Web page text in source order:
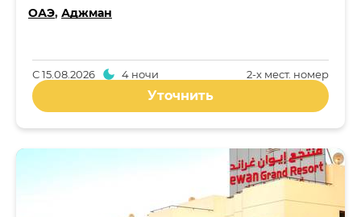
ОАЭ, Аджман
2-x мест. номер
С15.08.2026 4 ночи
Уточнить